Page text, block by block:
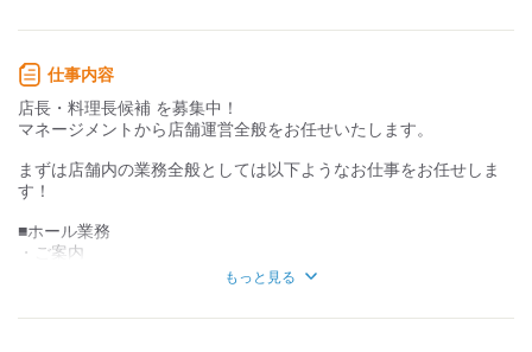
当店で働いていただくからには、やりがいにあふれた楽しい
空間で働いてほしいと考えています。
「将来独立したい」「店舗の中心となって活躍したい」そん
な夢をお持ちの方は、当店で成長できること間違いなし！
ョンで活躍してください◎
まずはオンラインでのカジュアル面談で、ザックバランにご
そんなあなたへ、飲食ともう一つの武器として
《中目黒焼肉 登牛門について》
木の温もり感じる落ち着きある空間で、気取らない居心地の良さ
と『“肉汁”と“幸せ”がジュワッと溢れ出す』ここでしか味わえない
で変わる最適な柔らかさ、温度で変わる味覚の変化、細部まで計
算し尽くした徹底したこだわりをお届け♪
＼本求人のポイント／
・未経験◎飲食で年収500万円も目指せる！
・出店ラッシュの超成長企業でキャリアアップ！
・夢を応援★独立支援・資格支援制度あり！
仕事内容
店長・料理長候補 を募集中！
マネージメントから店舗運営全般をお任せいたします。
まずは店舗内の業務全般としては以下ようなお仕事をお任せしま
す！
■ホール業務
・ご案内
・配膳、片付けなどホール業務全般
もっと見る